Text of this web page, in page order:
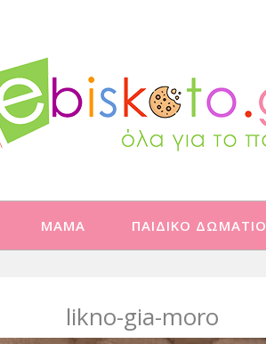
ΜΑΜΑ ΠΑΙΔΙΚΟ ΔΩΜΑΤΙΟ
likno-gia-moro